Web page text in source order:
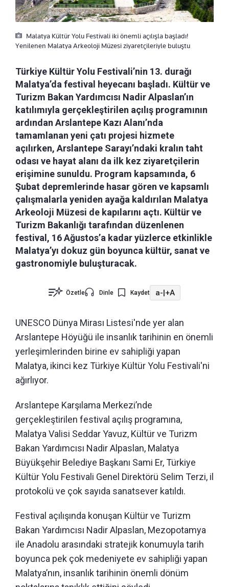
Malatya Kültür Yolu Festivali iki önemli açılışla başladı!
Yenilenen Malatya Arkeoloji Müzesi ziyaretçileriyle buluştu
Türkiye Kültür Yolu Festivali’nin 13. durağı
Malatya’da festival heyecanı başladı. Kültür ve
Turizm Bakan Yardımcısı Nadir Alpaslan’ın
katılımıyla gerçekleştirilen açılış programının
ardından Arslantepe Kazı Alanı’nda
tamamlanan yeni çatı projesi hizmete
açılırken, Arslantepe Sarayı’ndaki kralın taht
odası ve hayat alanı da ilk kez ziyaretçilerin
erişimine sunuldu. Program kapsamında, 6
Şubat depremlerinde hasar gören ve kapsamlı
çalışmalarla yeniden ayağa kaldırılan Malatya
Arkeoloji Müzesi de kapılarını açtı. Kültür ve
Turizm Bakanlığı tarafından düzenlenen
festival, 16 Ağustos’a kadar yüzlerce etkinlikle
Malatya’yı dokuz gün boyunca kültür, sanat ve
gastronomiyle buluşturacak.
Özetle Dinle Kaydet a-|+A
UNESCO Dünya Mirası Listesi'nde yer alan
Arslantepe Höyüğü ile insanlık tarihinin en önemli
yerleşimlerinden birine ev sahipliği yapan
Malatya, ikinci kez Türkiye Kültür Yolu Festivali'ni
ağırlıyor.
Arslantepe Karşılama Merkezi’nde
gerçekleştirilen festival açılış programına,
Malatya Valisi Seddar Yavuz, Kültür ve Turizm
Bakan Yardımcısı Nadir Alpaslan, Malatya
Büyükşehir Belediye Başkanı Sami Er, Türkiye
Kültür Yolu Festivali Genel Direktörü Selim Terzi, il
protokolü ve çok sayıda sanatsever katıldı.
Festival açılışında konuşan Kültür ve Turizm
Bakan Yardımcısı Nadir Alpaslan, Mezopotamya
ile Anadolu arasındaki stratejik konumuyla tarih
boyunca pek çok medeniyete ev sahipliği yapan
Malatya’nın, insanlık tarihinin önemli dönüm